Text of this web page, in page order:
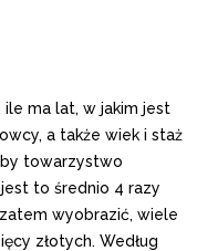
ile ma lat, w jakim jest
a także wiek i staż
towarzystwo
to średnio 4 razy
wyobrazić, wiele
złotych. Według